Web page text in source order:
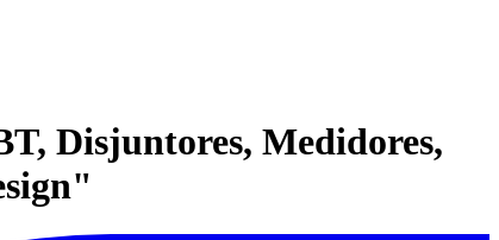
Disjuntores, Medidores,